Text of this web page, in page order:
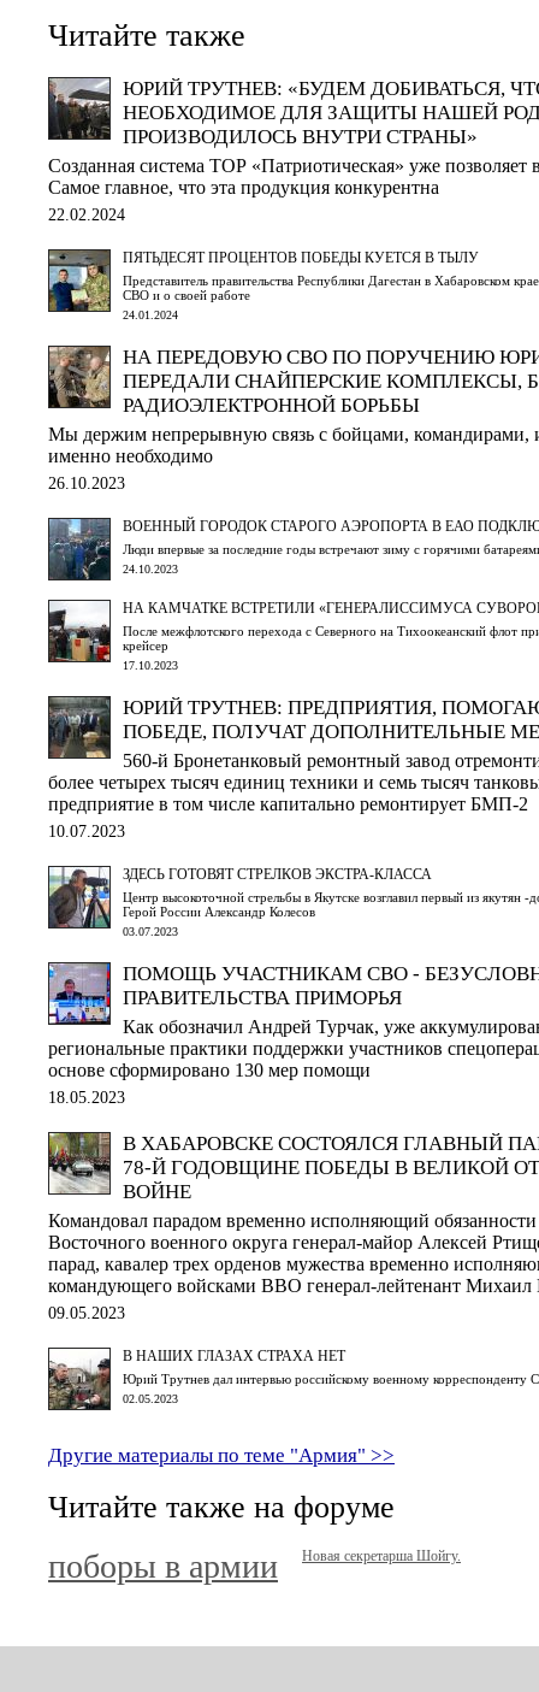
Читайте также
ЮРИЙ ТРУТНЕВ: «БУДЕМ ДОБИВАТЬСЯ,
НЕОБХОДИМОЕ ДЛЯ ЗАЩИТЫ НАШЕЙ
ПРОИЗВОДИЛОСЬ ВНУТРИ СТРАНЫ»
Созданная система ТОР «Патриотическая» уже
Самое главное, что эта продукция конкурентна
22.02.2024
ПЯТЬДЕСЯТ ПРОЦЕНТОВ ПОБЕДЫ КУЕТСЯ В ТЫЛУ
Представитель правительства Республики Дагестан в Хабаровском
СВО и о своей работе
24.01.2024
НА ПЕРЕДОВУЮ СВО ПО ПОРУЧЕНИЮ
ПЕРЕДАЛИ СНАЙПЕРСКИЕ КОМПЛЕКСЫ,
РАДИОЭЛЕКТРОННОЙ БОРЬБЫ
Мы держим непрерывную связь с бойцами, командирами,
именно необходимо
26.10.2023
ВОЕННЫЙ ГОРОДОК СТАРОГО АЭРОПОРТА В ЕАО
Люди впервые за последние годы встречают зиму с горячими
24.10.2023
НА КАМЧАТКЕ ВСТРЕТИЛИ «ГЕНЕРАЛИССИМУСА
После межфлотского перехода с Северного на Тихоокеанский флот
крейсер
17.10.2023
ЮРИЙ ТРУТНЕВ: ПРЕДПРИЯТИЯ,
ПОБЕДЕ, ПОЛУЧАТ ДОПОЛНИТЕЛЬНЫЕ
560-й Бронетанковый ремонтный завод
более четырех тысяч единиц техники и семь тысяч
предприятие в том числе капитально ремонтирует БМП-2
10.07.2023
ЗДЕСЬ ГОТОВЯТ СТРЕЛКОВ ЭКСТРА-КЛАССА
Центр высокоточной стрельбы в Якутске возглавил первый из
Герой России Александр Колесов
03.07.2023
ПОМОЩЬ УЧАСТНИКАМ СВО -
ПРАВИТЕЛЬСТВА ПРИМОРЬЯ
Как обозначил Андрей Турчак, уже
региональные практики поддержки участников
основе сформировано 130 мер помощи
18.05.2023
В ХАБАРОВСКЕ СОСТОЯЛСЯ ГЛАВНЫЙ
78-Й ГОДОВЩИНЕ ПОБЕДЫ В ВЕЛИКОЙ
ВОЙНЕ
Командовал парадом временно исполняющий обязанности
Восточного военного округа генерал-майор Алексей
парад, кавалер трех орденов мужества временно
командующего войсками ВВО генерал-лейтенант Михаил
09.05.2023
В НАШИХ ГЛАЗАХ СТРАХА НЕТ
Юрий Трутнев дал интервью российскому военному корреспонденту
02.05.2023
Другие материалы по теме "Армия" >>
Читайте также на форуме
поборы в армии Новая секретарша Шойгу.